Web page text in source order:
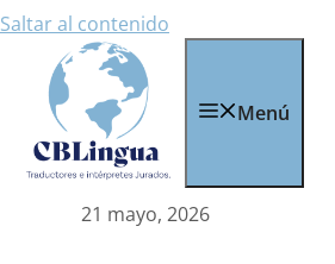
Saltar al contenido
Menú
21 mayo, 2026